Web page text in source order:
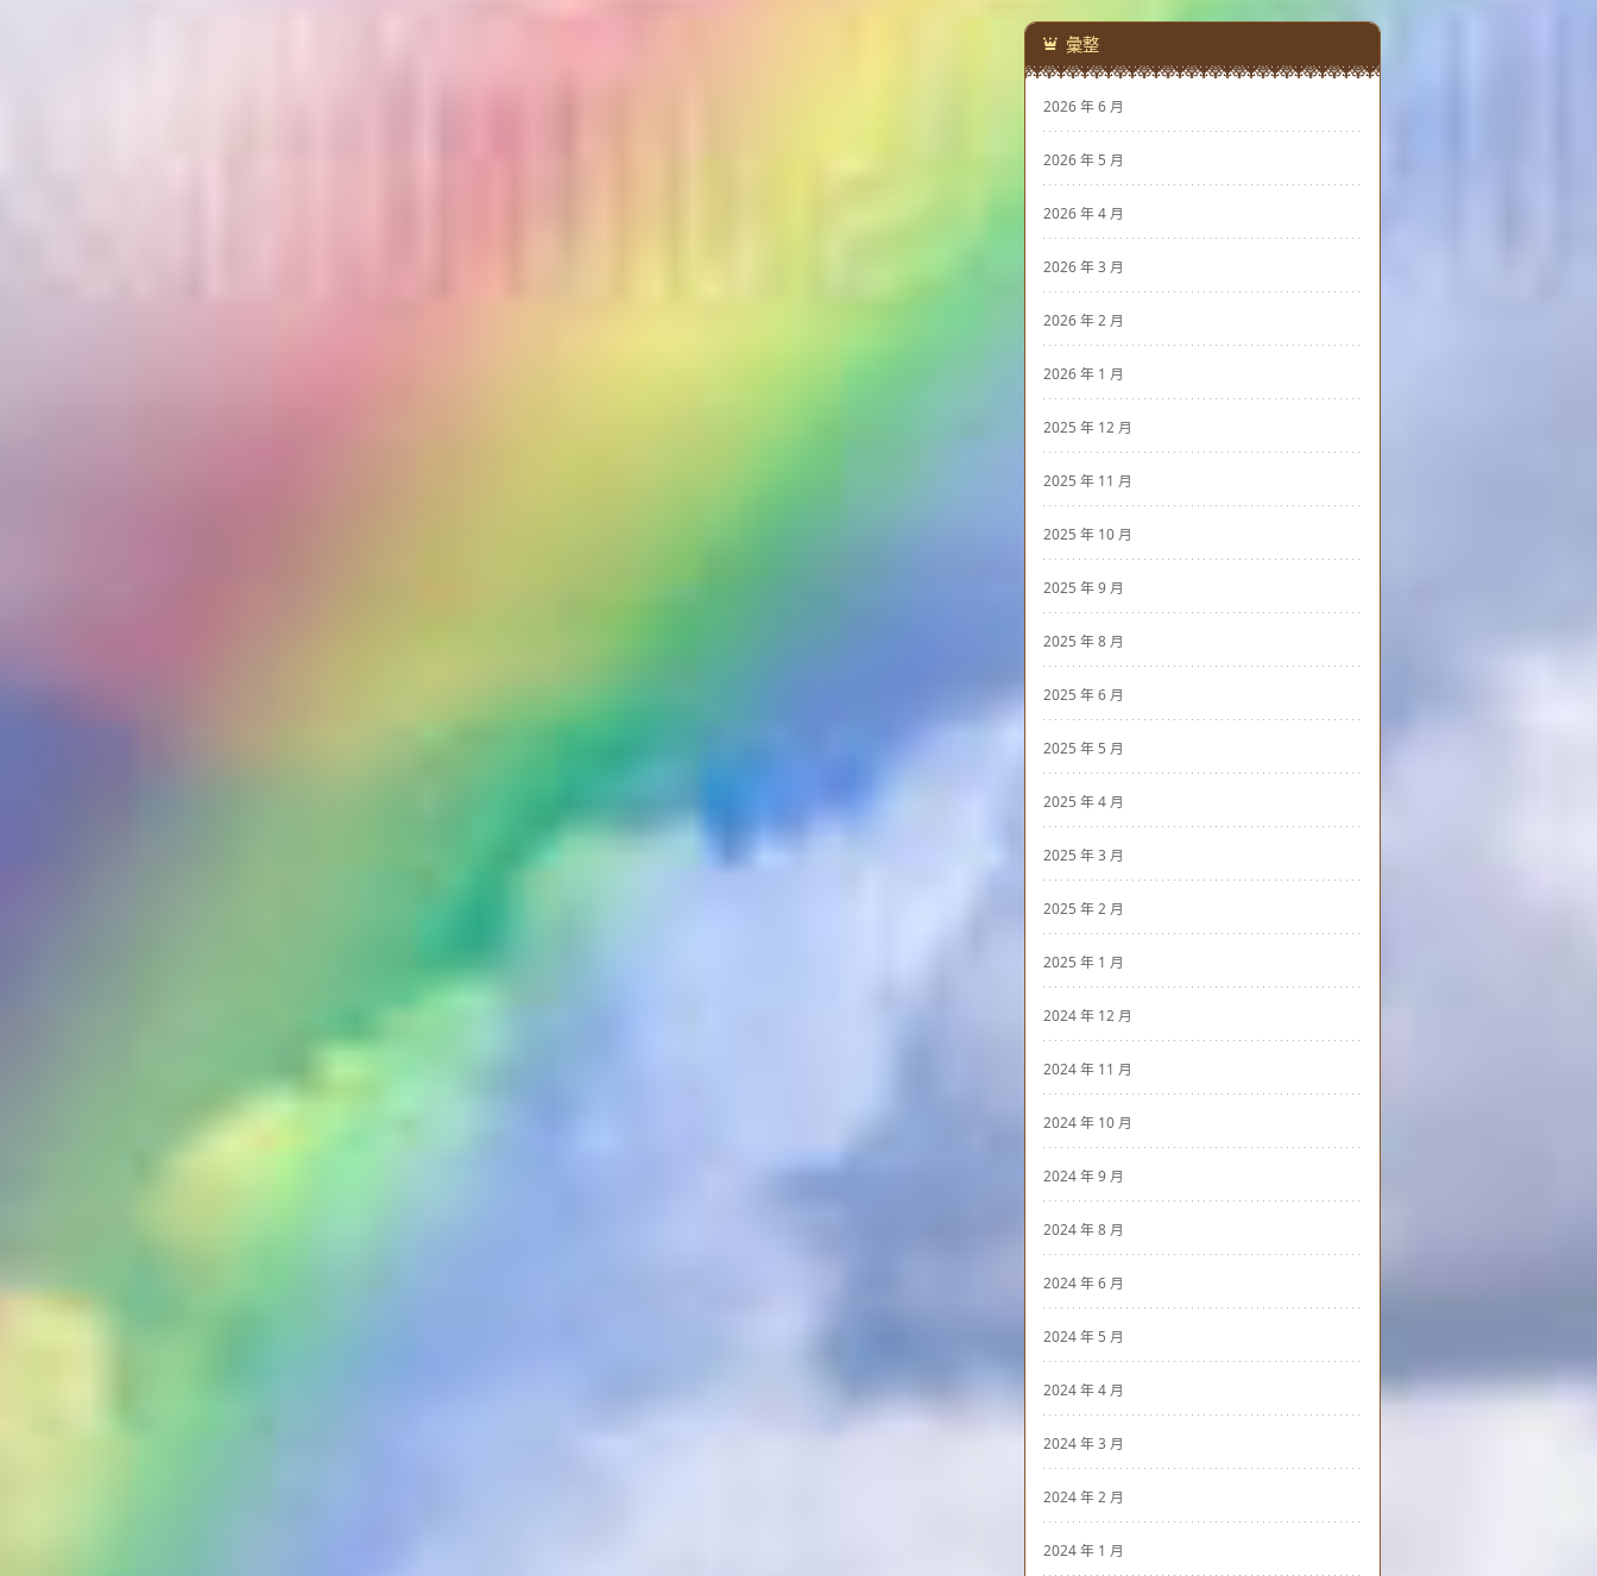
彙整
2026 年 6 月
2026 年 5 月
2026 年 4 月
2026 年 3 月
2026 年 2 月
2026 年 1 月
2025 年 12 月
2025 年 11 月
2025 年 10 月
2025 年 9 月
2025 年 8 月
2025 年 6 月
2025 年 5 月
2025 年 4 月
2025 年 3 月
2025 年 2 月
2025 年 1 月
2024 年 12 月
2024 年 11 月
2024 年 10 月
2024 年 9 月
2024 年 8 月
2024 年 6 月
2024 年 5 月
2024 年 4 月
2024 年 3 月
2024 年 2 月
2024 年 1 月